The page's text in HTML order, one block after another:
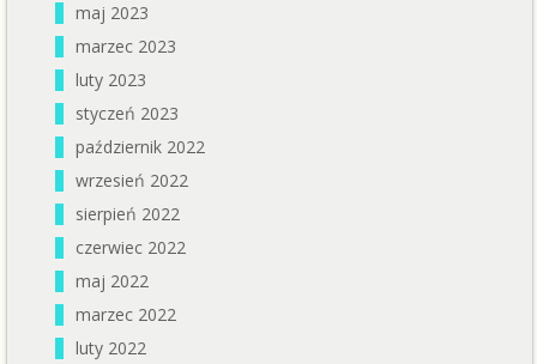
maj 2023
marzec 2023
luty 2023
styczeń 2023
październik 2022
wrzesień 2022
sierpień 2022
czerwiec 2022
maj 2022
marzec 2022
luty 2022